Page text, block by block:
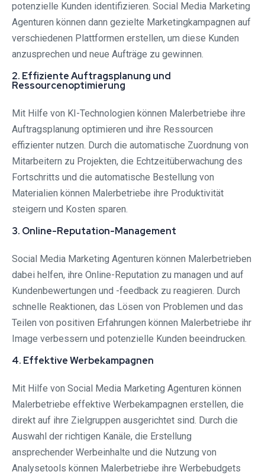
potenzielle Kunden identifizieren. Social Media Marketing
Agenturen können dann gezielte Marketingkampagnen auf
verschiedenen Plattformen erstellen, um diese Kunden
anzusprechen und neue Aufträge zu gewinnen.
2. Effiziente Auftragsplanung und
Ressourcenoptimierung
Mit Hilfe von KI-Technologien können Malerbetriebe ihre
Auftragsplanung optimieren und ihre Ressourcen
effizienter nutzen. Durch die automatische Zuordnung von
Mitarbeitern zu Projekten, die Echtzeitüberwachung des
Fortschritts und die automatische Bestellung von
Materialien können Malerbetriebe ihre Produktivität
steigern und Kosten sparen.
3. Online-Reputation-Management
Social Media Marketing Agenturen können Malerbetrieben
dabei helfen, ihre Online-Reputation zu managen und auf
Kundenbewertungen und -feedback zu reagieren. Durch
schnelle Reaktionen, das Lösen von Problemen und das
Teilen von positiven Erfahrungen können Malerbetriebe ihr
Image verbessern und potenzielle Kunden beeindrucken.
4. Effektive Werbekampagnen
Mit Hilfe von Social Media Marketing Agenturen können
Malerbetriebe effektive Werbekampagnen erstellen, die
direkt auf ihre Zielgruppen ausgerichtet sind. Durch die
Auswahl der richtigen Kanäle, die Erstellung
ansprechender Werbeinhalte und die Nutzung von
Analysetools können Malerbetriebe ihre Werbebudgets